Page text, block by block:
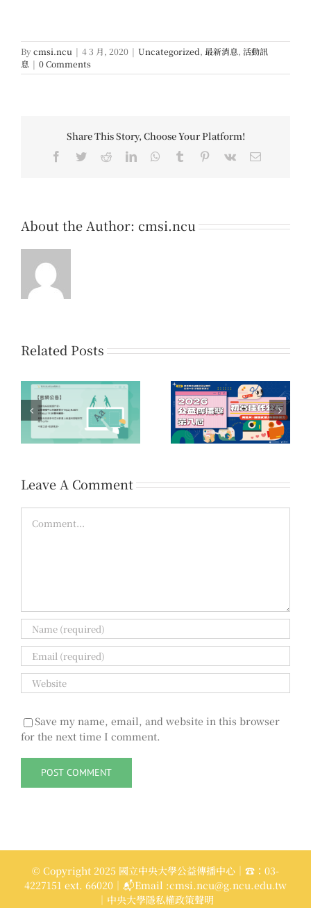
Bycmsi.ncu | 4 3 月, 2020 | Uncategorized, 最新消息, 活動訊
息 | 0 Comments
Share This Story, Choose Your Platform!
Facebook
TwitterRedditLinkedInWhatsApp
Tumblr Pinterest
Vk Email
About the Author: cmsi.ncu
Related Posts
第八屆公益傳播獎 初賽
佳作名單公告
第16屆「您的一票，決
定愛的力量」公益傳播
領域提案開放公告
Leave A Comment
Save my name, email, and website in this browser
for the next time I comment.
© Copyright 2025 國立中央大學公益傳播中心｜☎：03-
4227151 ext. 66020｜📬Email :cmsi.ncu@g.ncu.edu.tw
｜中央大學隱私權政策聲明